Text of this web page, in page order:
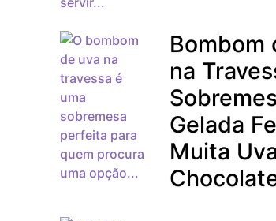
Bombom
na
Gelada
Muita